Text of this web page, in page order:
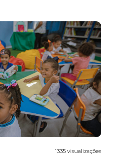
1335 visualizações